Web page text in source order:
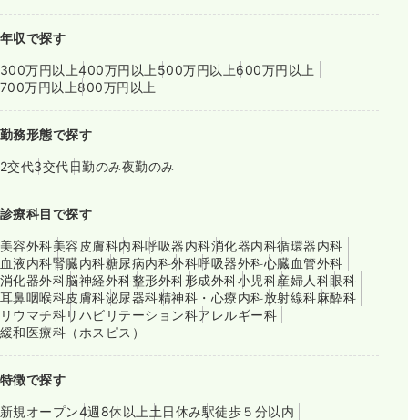
年収で探す
300万円以上400万円以上 500万円以上600万円以上
700万円以上800万円以上
勤務形態で探す
2交代3交代日勤のみ夜勤のみ
診療科目で探す
美容外科美容皮膚科内科呼吸器内科消化器内科循環器内科
血液内科腎臓内科糖尿病内科外科呼吸器外科心臓血管外科
消化器外科脳神経外科整形外科形成外科小児科産婦人科眼科
耳鼻咽喉科皮膚科泌尿器科精神科・心療内科放射線科麻酔科
リウマチ科リハビリテーション科アレルギー科
緩和医療科（ホスピス）
特徴で探す
新規オープン4週8休以上 土日休み駅徒歩５分以内